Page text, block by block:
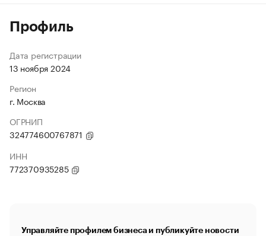
Профиль
Дата регистрации
13 ноября 2024
Регион
г. Москва
ОГРНИП
324774600767871
ИНН
772370935285
Управляйте профилем бизнеса и публикуйте новости